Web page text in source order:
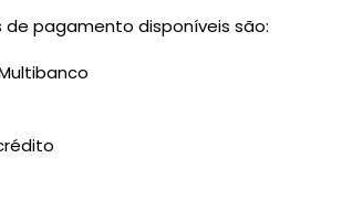
de pagamento disponíveis são: